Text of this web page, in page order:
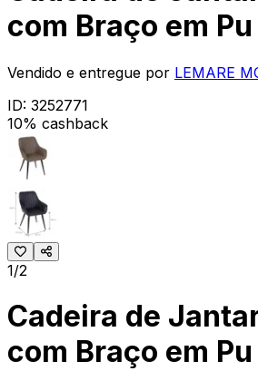
com Braço em
Vendido e entregue por LEMARE
ID: 3252771
10% cashback
1/2
Cadeira de
com Braço em